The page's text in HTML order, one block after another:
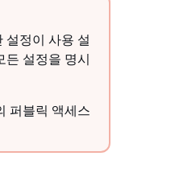
설정이 사용 설
든 설정을 명시
퍼블릭 액세스